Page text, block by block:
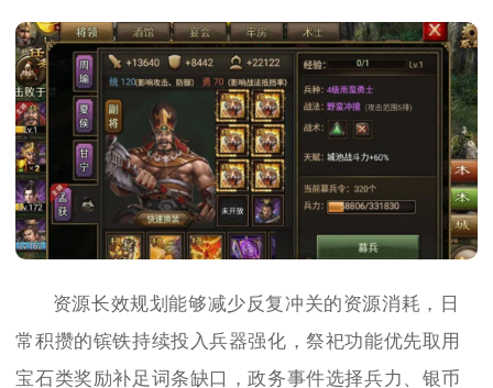
资源长效规划能够减少反复冲关的资源消耗，日
常积攒的镔铁持续投入兵器强化，祭祀功能优先取用
宝石类奖励补足词条缺口，政务事件选择兵力、银币